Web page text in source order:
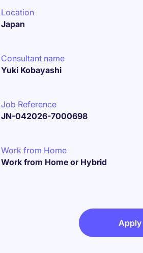
Location
Japan
Consultant name
Yuki Kobayashi
Job Reference
JN-042026-7000698
Work from Home
Work from Home or Hybrid
Apply